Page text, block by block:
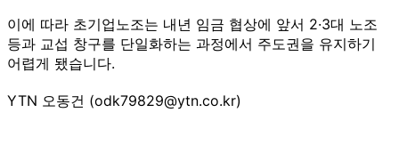
이에 따라 초기업노조는 내년 임금 협상에 앞서 2·3대 노조
등과 교섭 창구를 단일화하는 과정에서 주도권을 유지하기
어렵게 됐습니다.
YTN 오동건 (odk79829@ytn.co.kr)